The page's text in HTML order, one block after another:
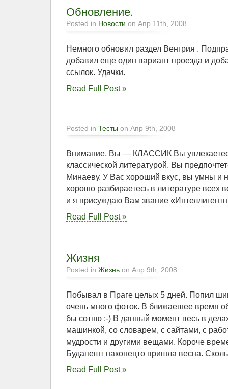
Обновление.
Posted in Новости on Апр 11th, 2008
Немного обновил раздел Венгрия .
добавил еще один вариант проезда и
ссылок. Удачки.
Read Full Post »
Posted in Тесты on Апр 9th, 2008
Внимание, Вы — КЛАССИК Вы
классической литературой. Вы
Минаеву. У Вас хороший вкус, вы умны и
хорошо разбираетесь в литературе всех
и я присуждаю Вам звание
Read Full Post »
Жизня
Posted in Жизнь on Апр 9th, 2008
Побывал в Праге целых 5 дней. Попил
очень много фоток. В ближаешее время
бы сотню :-) В данный момент весь в
машинкой, со словарем, с сайтами, с
мудрости и другими вещами. Короче
Будапешт наконецто пришла весна.
Read Full Post »